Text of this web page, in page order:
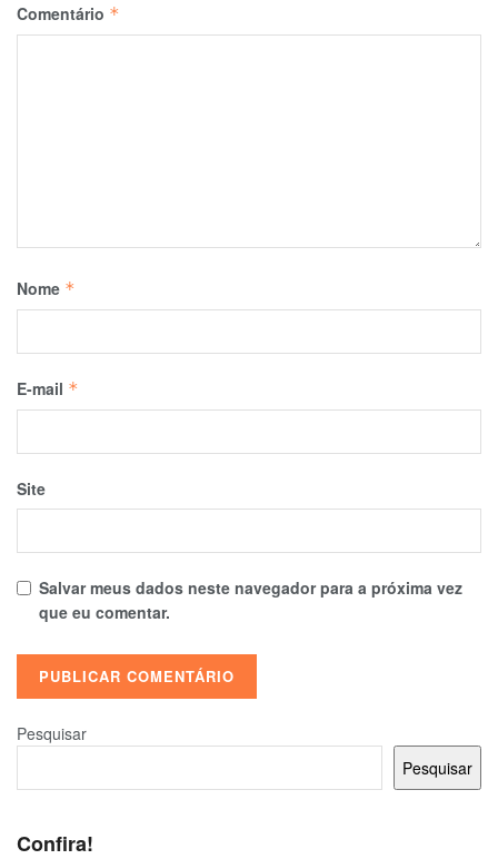
Comentário *
Nome *
E-mail *
Site
Salvar meus dados neste navegador para a próxima vez
que eu comentar.
Pesquisar
Pesquisar
Confira!